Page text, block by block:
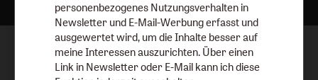
personenbezogenes Nutzungsverhalten in
Newsletter und E-Mail-Werbung erfasst und
ausgewertet wird, um die Inhalte besser auf
meine Interessen auszurichten. Über einen
Link in Newsletter oder E-Mail kann ich diese